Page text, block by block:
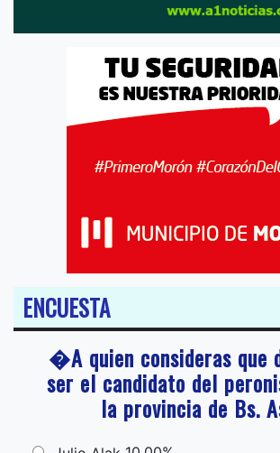
ENCUESTA
�A quien consideras
ser el candidato del
la provincia de Bs.